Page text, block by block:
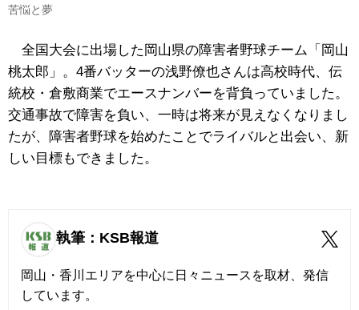
苦悩と夢
全国大会に出場した岡山県の障害者野球チーム「岡山
桃太郎」。4番バッターの浅野僚也さんは高校時代、伝
統校・倉敷商業でエースナンバーを背負っていました。
交通事故で障害を負い、一時は将来が見えなくなりまし
たが、障害者野球を始めたことでライバルと出会い、新
しい目標もできました。
執筆：KSB報道
岡山・香川エリアを中心に日々ニュースを取材、発信
しています。